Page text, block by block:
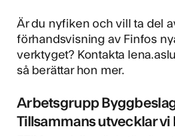
Är du nyfiken och vill ta del
förhandsvisning av Finfos
verktyget? Kontakta
så berättar hon mer.
Arbetsgrupp
Tillsammans utvecklar vi